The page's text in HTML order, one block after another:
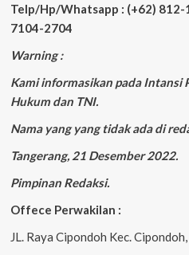
Telp/Hp/Whatsapp : (+62)
7104-2704
Warning :
Kami informasikan pada Intansi
Hukum dan TNI.
Nama yang yang tidak ada di
Tangerang, 21 Desember 2022.
Pimpinan Redaksi.
Offece Perwakilan :
JL. Raya Cipondoh Kec.